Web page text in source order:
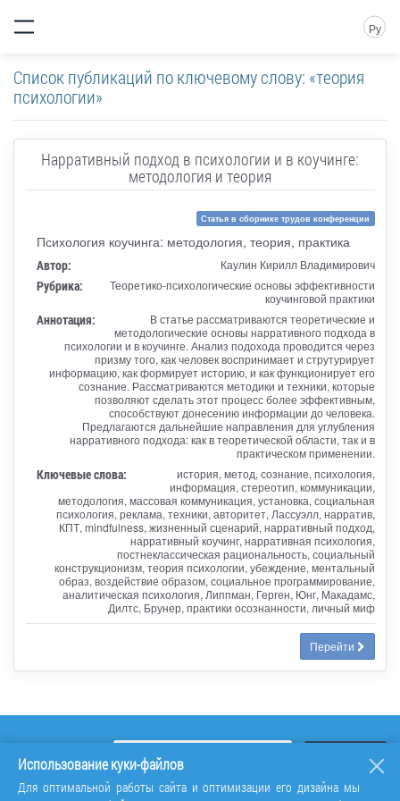
Ру
Список публикаций по ключевому слову: «теория
психологии»
Нарративный подход в психологии и в коучинге:
методология и теория
Статья в сборнике трудов конференции
Психология коучинга: методология, теория, практика
Автор: Каулин Кирилл Владимирович
Рубрика:
Теоретико-психологические основы эффективности
коучинговой практики
Аннотация:
В статье рассматриваются теоретические и
методологические основы нарративного подхода в
психологии и в коучинге. Анализ подохода проводится через
призму того, как человек воспринимает и струтурирует
информацию, как формирует историю, и как функционирует его
сознание. Рассматриваются методики и техники, которые
позволяют сделать этот процесс более эффективным,
способствуют донесению информации до человека.
Предлагаются дальнейшие направления для углубления
нарративного подхода: как в теоретической области, так и в
практическом применении.
Ключевые слова:
история, метод, сознание, психология,
информация, стереотип, коммуникации,
методология, массовая коммуникация, установка, социальная
психология, реклама, техники, авторитет, Лассуэлл, нарратив,
КПТ, mindfulness, жизненный сценарий, нарративный подход,
нарративный коучинг, нарративная психология,
постнеклассическая рациональность, социальный
конструкционизм, теория психологии, убеждение, ментальный
образ, воздействие образом, социальное программирование,
аналитическая психология, Липпман, Герген, Юнг, Макадамс,
Дилтс, Брунер, практики осознанности, личный миф
Перейти
Использование куки-файлов
Для оптимальной работы сайта и оптимизации его дизайна мы